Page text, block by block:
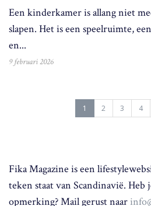
Een kinderkamer is allang niet
slapen. Het is een speelruimte,
en...
9 februari 2026
1
c
n
)
2 3 4
Fika Magazine is een
teken staat van Scandinavië. Heb
opmerking? Mail gerust naar